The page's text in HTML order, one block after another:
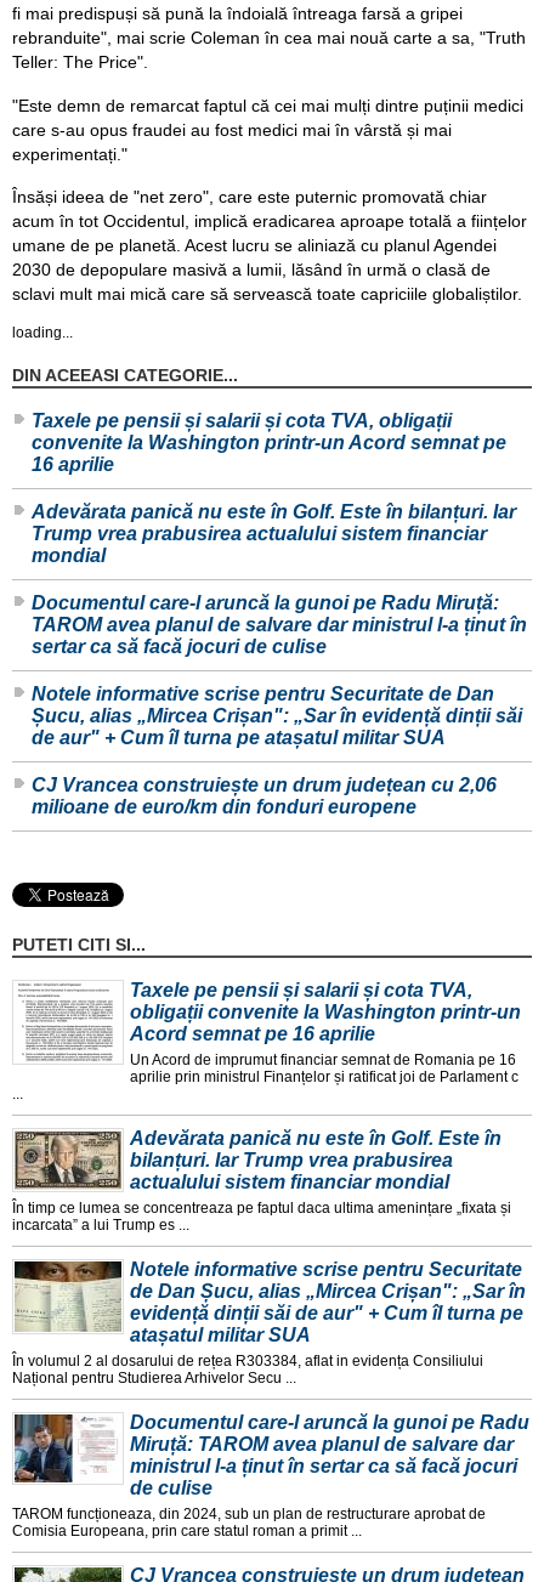
fi mai predispuși să pună la îndoială întreaga farsă a gripei
rebranduite", mai scrie Coleman în cea mai nouă carte a sa, "Truth
Teller: The Price".
"Este demn de remarcat faptul că cei mai mulți dintre puținii medici
care s-au opus fraudei au fost medici mai în vârstă și mai
experimentați."
Însăși ideea de "net zero", care este puternic promovată chiar
acum în tot Occidentul, implică eradicarea aproape totală a ființelor
umane de pe planetă. Acest lucru se aliniază cu planul Agendei
2030 de depopulare masivă a lumii, lăsând în urmă o clasă de
sclavi mult mai mică care să servească toate capriciile globaliștilor.
loading...
DIN ACEEASI CATEGORIE...
Taxele pe pensii și salarii și cota TVA, obligații
convenite la Washington printr-un Acord semnat pe
16 aprilie
Adevărata panică nu este în Golf. Este în bilanțuri. Iar
Trump vrea prabusirea actualului sistem financiar
mondial
Documentul care-l aruncă la gunoi pe Radu Miruță:
TAROM avea planul de salvare dar ministrul l-a ținut în
sertar ca să facă jocuri de culise
Notele informative scrise pentru Securitate de Dan
Șucu, alias „Mircea Crișan": „Sar în evidență dinții săi
de aur" + Cum îl turna pe atașatul militar SUA
CJ Vrancea construiește un drum județean cu 2,06
milioane de euro/km din fonduri europene
PUTETI CITI SI...
Taxele pe pensii și salarii și cota TVA,
obligații convenite la Washington printr-un
Acord semnat pe 16 aprilie
Un Acord de imprumut financiar semnat de Romania pe 16
aprilie prin ministrul Finanțelor și ratificat joi de Parlament c
...
Adevărata panică nu este în Golf. Este în
bilanțuri. Iar Trump vrea prabusirea
actualului sistem financiar mondial
În timp ce lumea se concentreaza pe faptul daca ultima amenințare „fixata și
incarcata” a lui Trump es ...
Notele informative scrise pentru Securitate
de Dan Șucu, alias „Mircea Crișan": „Sar în
evidență dinții săi de aur" + Cum îl turna pe
atașatul militar SUA
În volumul 2 al dosarului de rețea R303384, aflat in evidența Consiliului
Național pentru Studierea Arhivelor Secu ...
Documentul care-l aruncă la gunoi pe Radu
Miruță: TAROM avea planul de salvare dar
ministrul l-a ținut în sertar ca să facă jocuri
de culise
TAROM funcționeaza, din 2024, sub un plan de restructurare aprobat de
Comisia Europeana, prin care statul roman a primit ...
CJ Vrancea construiește un drum județean